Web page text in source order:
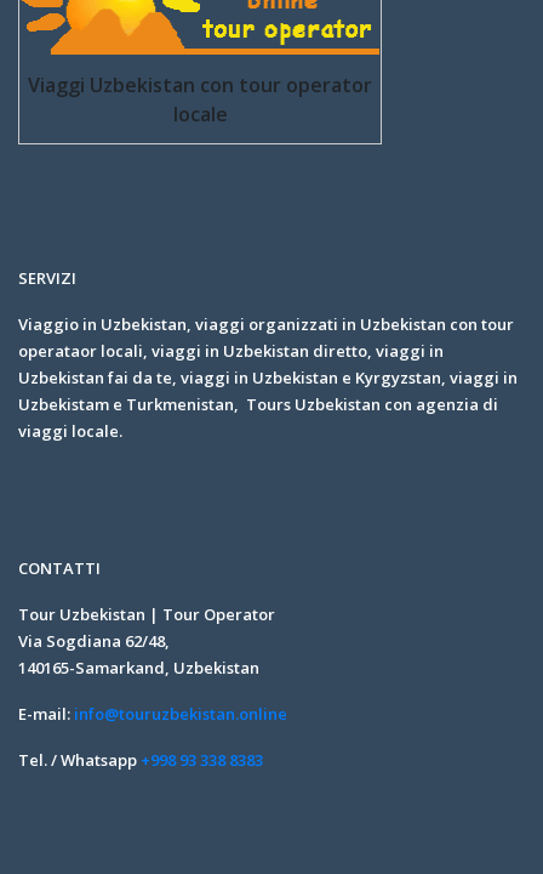
Viaggi Uzbekistan con tour operator
locale
SERVIZI
Viaggio in Uzbekistan, viaggi organizzati in Uzbekistan con tour
operataor locali, viaggi in Uzbekistan diretto, viaggi in
Uzbekistan fai da te, viaggi in Uzbekistan e Kyrgyzstan, viaggi in
Uzbekistam e Turkmenistan, Tours Uzbekistan con agenzia di
viaggi locale.
CONTATTI
Tour Uzbekistan | Tour Operator
Via Sogdiana 62/48,
140165-Samarkand, Uzbekistan
E-mail: info@touruzbekistan.online
Tel. / Whatsapp +998 93 338 8383